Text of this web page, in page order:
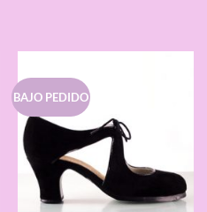
BAJO PEDIDO